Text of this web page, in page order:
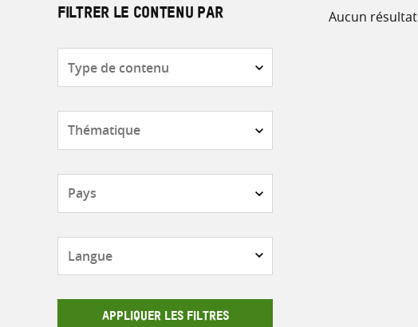
FILTRER LE CONTENU PAR
de
APPLIQUER LES FILTRES
Aucun résultat